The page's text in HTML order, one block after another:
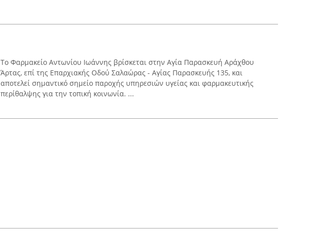
Το Φαρμακείο Αντωνίου Ιωάννης βρίσκεται στην Αγία Παρασκευή Αράχθου
Άρτας, επί της Επαρχιακής Οδού Σαλαώρας - Αγίας Παρασκευής 135, και
αποτελεί σημαντικό σημείο παροχής υπηρεσιών υγείας και φαρμακευτικής
περίθαλψης για την τοπική κοινωνία. ...